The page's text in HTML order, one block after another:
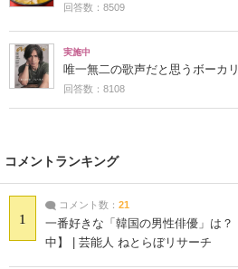
回答数：8509
実施中
唯一無二の歌声だと思うボーカ
回答数：8108
コメントランキング
1
コメント数： 21
一番好きな「韓国の男性俳優」は
中】 | 芸能人 ねとらぼリサーチ